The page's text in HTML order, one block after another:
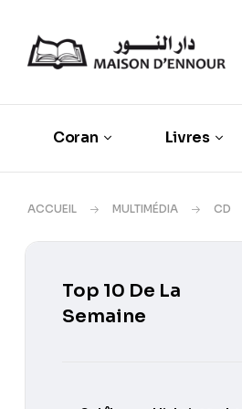
Coran Livres
ACCUEIL MULTIMÉDIA CD
Top 10 De La
Semaine